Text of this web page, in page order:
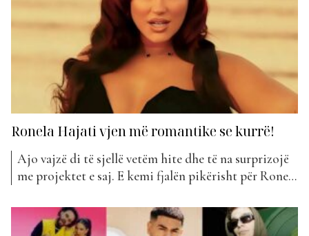
Ronela Hajati vjen më romantike se kurrë!
Ajo vajzë di të sjellë vetëm hite dhe të na surprizojë
me projektet e saj. E kemi fjalën pikërisht për Ronela
dhe duke eksperikentuar në projektet e saj. Jo vetëm
në tekst, muzikë, por po ashtu dhe me paraqitjet e